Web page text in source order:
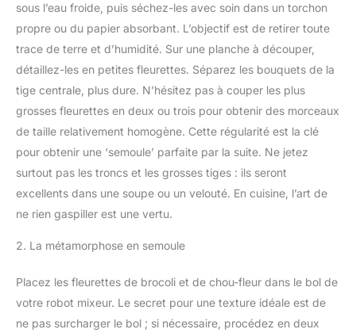
sous l’eau froide, puis séchez-les avec soin dans un torchon
propre ou du papier absorbant. L’objectif est de retirer toute
trace de terre et d’humidité. Sur une planche à découper,
détaillez-les en petites fleurettes. Séparez les bouquets de la
tige centrale, plus dure. N’hésitez pas à couper les plus
grosses fleurettes en deux ou trois pour obtenir des morceaux
de taille relativement homogène. Cette régularité est la clé
pour obtenir une ‘semoule’ parfaite par la suite. Ne jetez
surtout pas les troncs et les grosses tiges : ils seront
excellents dans une soupe ou un velouté. En cuisine, l’art de
ne rien gaspiller est une vertu.
2. La métamorphose en semoule
Placez les fleurettes de brocoli et de chou-fleur dans le bol de
votre robot mixeur. Le secret pour une texture idéale est de
ne pas surcharger le bol ; si nécessaire, procédez en deux